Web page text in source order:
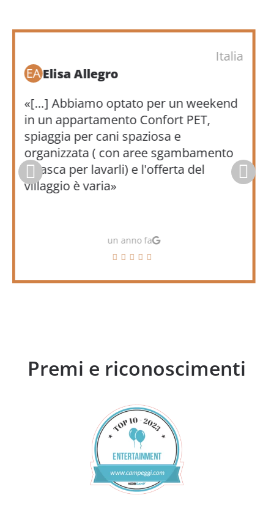
Italia
MSMassimo Scarano
«[…] Ho soggiornato in un apartment
superior per due settimane.
Appartamento spazioso, ambienti
ottimamente divisi, piccolo giardino
privato e posto auto coperto»
alcuni mesi fa
Premi e riconoscimenti